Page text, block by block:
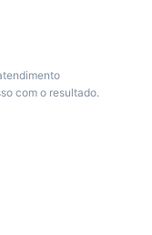
com o resultado.